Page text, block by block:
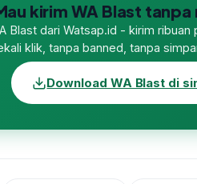
kirim WA Blast
Blast dari Watsap.id - kirim ribuan
klik, tanpa banned, tanpa
Download WA Blast di